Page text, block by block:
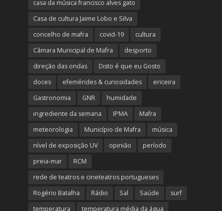
casa da música francisco alves gato
Casa de cultura Jaime Lobo e Silva
concelho de mafra
covid-19
cultura
Câmara Municipal de Mafra
desporto
direção das ondas
Disto é que eu Gosto
doces
efemérides & curiosidades
ericeira
Gastronomia
GNR
humidade
ingrediente da semana
IPMA
Mafra
meteorologia
Município de Mafra
música
nível de exposição UV
opinião
período
preia-mar
RCM
rede de teatros e cineteatros portugueses
Rogério Batalha
Rádio Sal Saúde
surf
temperatura
temperatura média da água